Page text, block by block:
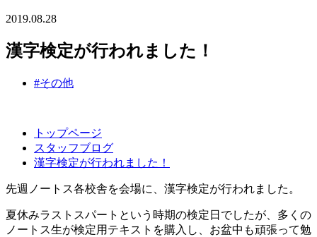
2019.08.28
漢字検定が行われました！
#その他
トップページ
スタッフブログ
漢字検定が行われました！
先週ノートス各校舎を会場に、漢字検定が行われました。
夏休みラストスパートという時期の検定日でしたが、多くの
ノートス生が検定用テキストを購入し、お盆中も頑張って勉